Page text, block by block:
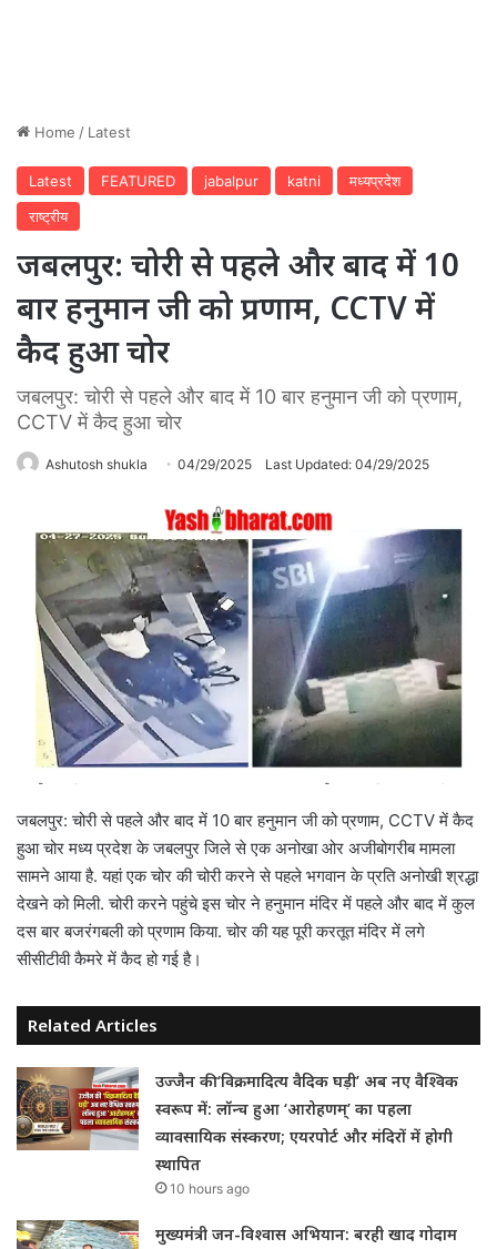
Home / Latest
Latest FEATURED jabalpur katni
मध्यप्रदेश
राष्ट्रीय
जबलपुर: चोरी से पहले और बाद में 10
बार हनुमान जी को प्रणाम, CCTV में
कैद हुआ चोर
जबलपुर: चोरी से पहले और बाद में 10 बार हनुमान जी को प्रणाम,
CCTV में कैद हुआ चोर
Ashutosh shukla 04/29/2025 Last Updated: 04/29/2025
जबलपुर: चोरी से पहले और बाद में 10 बार हनुमान जी को प्रणाम, CCTV में कैद
हुआ चोर मध्य प्रदेश के जबलपुर जिले से एक अनोखा ओर अजीबोगरीब मामला
सामने आया है. यहां एक चोर की चोरी करने से पहले भगवान के प्रति अनोखी श्रद्धा
देखने को मिली. चोरी करने पहुंचे इस चोर ने हनुमान मंदिर में पहले और बाद में कुल
दस बार बजरंगबली को प्रणाम किया. चोर की यह पूरी करतूत मंदिर में लगे
सीसीटीवी कैमरे में कैद हो गई है।
Related Articles
उज्जैन की ‘विक्रमादित्य वैदिक घड़ी’ अब नए वैश्विक
स्वरूप में: लॉन्च हुआ ‘आरोहणम्’ का पहला
व्यावसायिक संस्करण; एयरपोर्ट और मंदिरों में होगी
स्थापित
10 hours ago
मुख्यमंत्री जन-विश्वास अभियान: बरही खाद गोदाम